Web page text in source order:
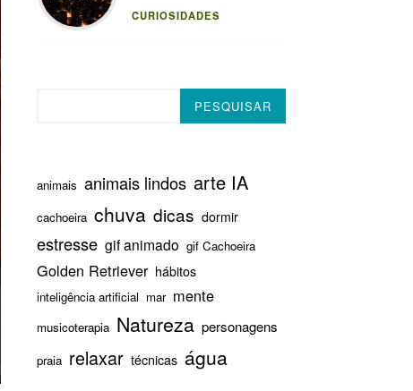
CURIOSIDADES
PESQUISAR
animais animais lindos arte IA
cachoeira chuva dicas dormir
estresse gif animado gif Cachoeira
Golden Retriever hábitos
inteligência artificial mar mente
musicoterapia Natureza personagens
praia relaxar técnicas água